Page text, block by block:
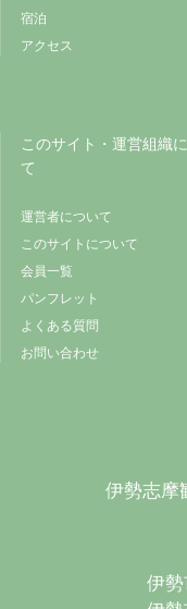
宿泊
アクセス
このサイト・運営組織
て
運営者について
このサイトについて
会員一覧
パンフレット
よくある質問
お問い合わせ
伊勢志摩
伊